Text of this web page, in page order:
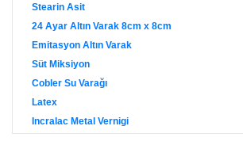
Stearin Asit
24 Ayar Altın Varak 8cm x 8cm
Emitasyon Altın Varak
Süt Miksiyon
Cobler Su Varağı
Latex
Incralac Metal Vernigi